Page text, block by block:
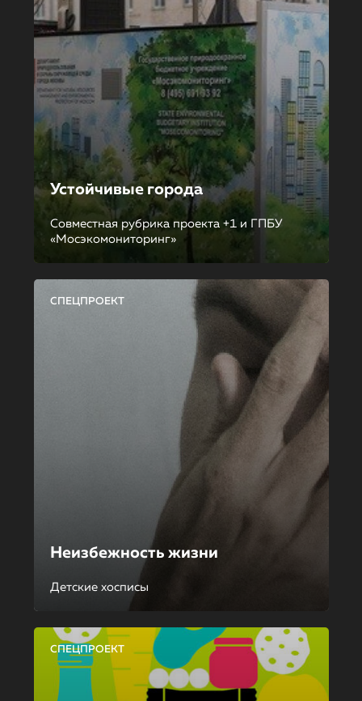
Устойчивые города
Совместная рубрика проекта +1 и ГПБУ
«Мосэкомониторинг»
СПЕЦПРОЕКТ
Неизбежность жизни
Детские хосписы
СПЕЦПРОЕКТ